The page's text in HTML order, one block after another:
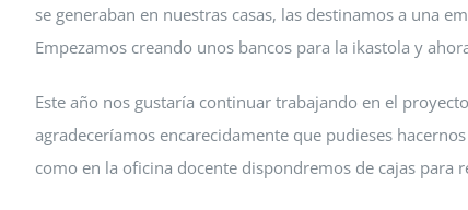
se generaban en nuestras casas, las destinamos a una
Empezamos creando unos bancos para la ikastola y
Este año nos gustaría continuar trabajando en el proyecto
agradeceríamos encarecidamente que pudieses
como en la oficina docente dispondremos de cajas para